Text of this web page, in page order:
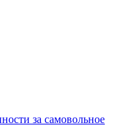
за самовольное